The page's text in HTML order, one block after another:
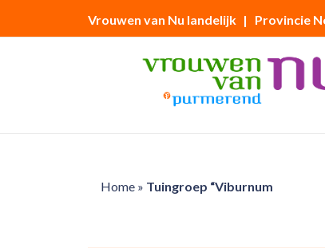
Vrouwen van Nu landelijk | Provincie
Home» Tuingroep “Viburnum